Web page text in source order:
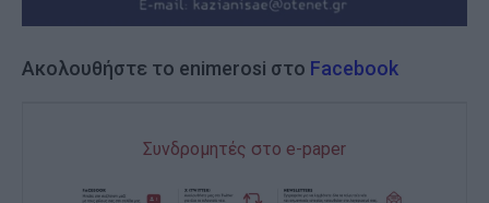
Ακολουθήστε το enimerosi στο Facebook
Συνδρομητές στο e-paper